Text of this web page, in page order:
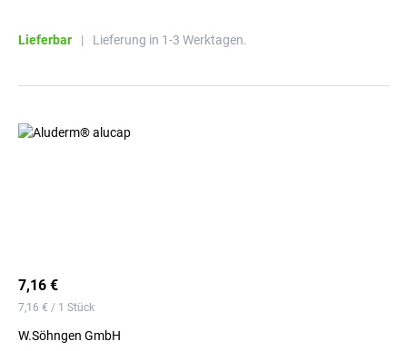
Lieferbar | Lieferung in 1-3 Werktagen.
7,16 €
7,16 € / 1 Stück
W.Söhngen GmbH